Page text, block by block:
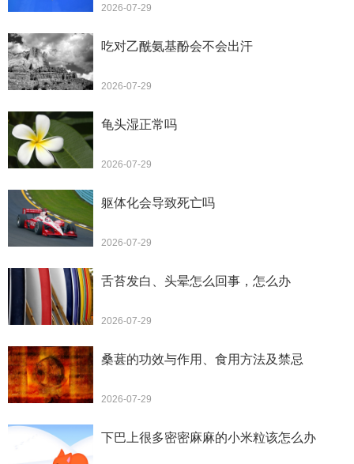
2026-07-29
吃对乙酰氨基酚会不会出汗
2026-07-29
龟头湿正常吗
2026-07-29
躯体化会导致死亡吗
2026-07-29
舌苔发白、头晕怎么回事，怎么办
2026-07-29
桑葚的功效与作用、食用方法及禁忌
2026-07-29
下巴上很多密密麻麻的小米粒该怎么办